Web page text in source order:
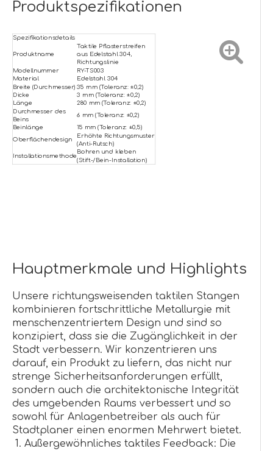
Produktspezifikationen
Spezifikationsdetails
Produktname
Taktile Pflasterstreifen
aus Edelstahl 304,
Richtungslinie
Modellnummer
RY-TS003
Material
Edelstahl 304
Breite (Durchmesser) 35 mm (Toleranz: ±0,2)
Dicke
3 mm (Toleranz: ±0,2)
Länge
280 mm (Toleranz: ±0,2)
Durchmesser des
Beins
6 mm (Toleranz: ±0,2)
Beinlänge
15 mm (Toleranz: ±0,5)
Oberflächendesign
Erhöhte Richtungsmuster
(Anti-Rutsch)
Installationsmethode
Bohren und kleben
(Stift-/Bein-Installation)
Hauptmerkmale und Highlights
Unsere richtungsweisenden taktilen Stangen
kombinieren fortschrittliche Metallurgie mit
menschenzentriertem Design und sind so
konzipiert, dass sie die Zugänglichkeit in der
Stadt verbessern. Wir konzentrieren uns
darauf, ein Produkt zu liefern, das nicht nur
strenge Sicherheitsanforderungen erfüllt,
sondern auch die architektonische Integrität
des umgebenden Raums verbessert und so
sowohl für Anlagenbetreiber als auch für
Stadtplaner einen enormen Mehrwert bietet.
Außergewöhnliches taktiles Feedback: Die